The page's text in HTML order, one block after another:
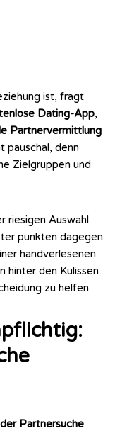
ist, fragt
Dating-App,
Partnervermittlung
pauschal, denn
Zielgruppen und
riesigen Auswahl
punkten dagegen
handverlesenen
hinter den Kulissen
zu helfen.
Partnersuche.